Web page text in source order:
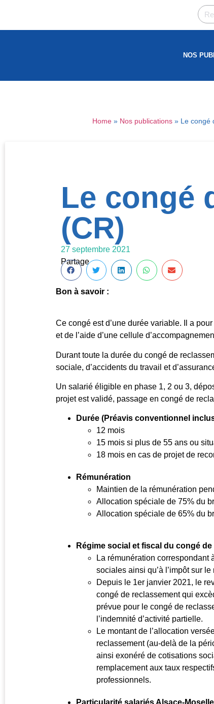
NOS
Home » Nos publications » Le congé
Le congé
(CR)
27 septembre 2021
Partage
Bon à savoir :
Ce congé est d’une durée variable. Il a
et de l’aide d’une cellule
Durant toute la durée du congé de
sociale, d’accidents du travail et
Un salarié éligible en phase 1, 2 ou 3,
projet est validé, passage en congé de
Durée (Préavis conventionnel
12 mois
15 mois si plus de 55 ans ou
18 mois en cas de projet de
Rémunération
Maintien de la rémunération
Allocation spéciale de 75% du
Allocation spéciale de 65% du
Régime social et fiscal du congé
La rémunération correspondant
sociales ainsi qu’à l’impôt sur le
Depuis le 1er janvier 2021, le
congé de reclassement qui
prévue pour le congé de
l’indemnité d’activité partielle.
Le montant de l’allocation
reclassement (au-delà de la
ainsi exonéré de cotisations
remplacement aux taux
professionnels.
Particularité salariés Alsace-Moselle